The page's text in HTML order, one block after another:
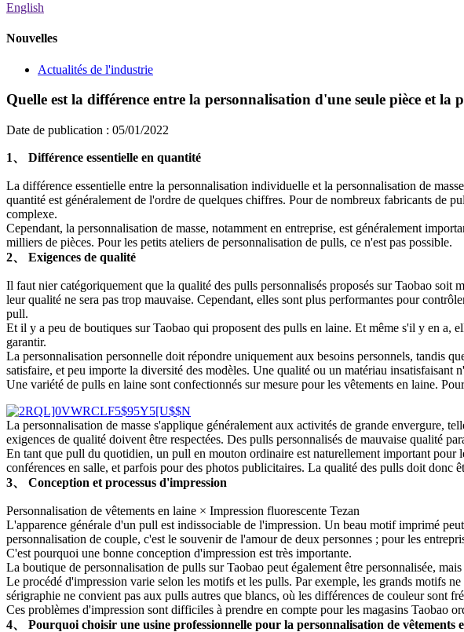
English
Nouvelles
Actualités de l'industrie
Quelle est la différence entre la personnalisation d'une seule pièce et la
Date de publication : 05/01/2022
1、 Différence essentielle en quantité
La différence essentielle entre la personnalisation individuelle et la personnalisation de
quantité est généralement de l'ordre de quelques chiffres. Pour de nombreux fabricants de
complexe.
Cependant, la personnalisation de masse, notamment en entreprise, est généralement
milliers de pièces. Pour les petits ateliers de personnalisation de pulls, ce n'est pas possible.
2、 Exigences de qualité
Il faut nier catégoriquement que la qualité des pulls personnalisés proposés sur Taobao
leur qualité ne sera pas trop mauvaise. Cependant, elles sont plus performantes pour
pull.
Et il y a peu de boutiques sur Taobao qui proposent des pulls en laine. Et même s'il y en
garantir.
La personnalisation personnelle doit répondre uniquement aux besoins personnels, tandis
satisfaire, et peu importe la diversité des modèles. Une qualité ou un matériau insatisfaisant
Une variété de pulls en laine sont confectionnés sur mesure pour les vêtements en laine.
La personnalisation de masse s'applique généralement aux activités de grande envergure,
exigences de qualité doivent être respectées. Des pulls personnalisés de mauvaise qualité
En tant que pull du quotidien, un pull en mouton ordinaire est naturellement important pour
conférences en salle, et parfois pour des photos publicitaires. La qualité des pulls doit donc
3、 Conception et processus d'impression
Personnalisation de vêtements en laine × Impression fluorescente Tezan
L'apparence générale d'un pull est indissociable de l'impression. Un beau motif imprimé
personnalisation de couple, c'est le souvenir de l'amour de deux personnes ; pour les
C'est pourquoi une bonne conception d'impression est très importante.
La boutique de personnalisation de pulls sur Taobao peut également être personnalisée,
Le procédé d'impression varie selon les motifs et les pulls. Par exemple, les grands motifs
sérigraphie ne convient pas aux pulls autres que blancs, où les différences de couleur sont
Ces problèmes d'impression sont difficiles à prendre en compte pour les magasins Taobao
4、 Pourquoi choisir une usine professionnelle pour la personnalisation de vêtements